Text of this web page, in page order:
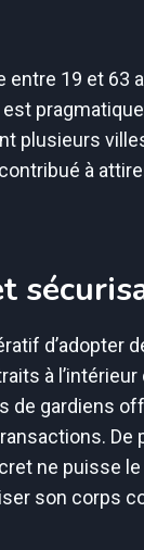
entre 19 et 63
plusieurs
à
d’adopter
à
de gardiens
De
ne puisse
son corps